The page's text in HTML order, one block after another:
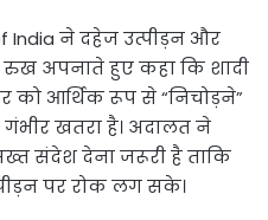
India ने दहेज उत्पीड़न और
अपनाते हुए कहा कि शादी
को आर्थिक रूप से “निचोड़ने”
खतरा है। अदालत ने
संदेश देना जरूरी है ताकि
पर रोक लग सके।